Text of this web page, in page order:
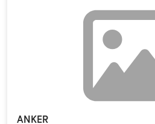
ANKER